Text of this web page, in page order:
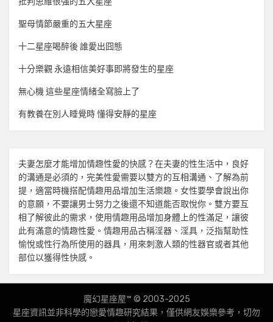
聖母情節嚴重的五大星座
十二星座喝醉後 誰愛出囧態
十分樂觀 永遠相信美好事即將發生的星座
無心機 這些星座情緒全寫臉上了
有教養在別人睡覺時 懂得安靜的星座
夫妻怎麼才能增加情趣性愛的快感？在夫妻的性生活中，良好
的溝通是必須的，完美性愛需要以雙方的互相溝通、了解為前
提，適當時機搭配情趣用品增加生活樂趣。女性要學會說出你
的意願，不要讓男士努力之後還不知道能否取悅你。雙方要互
相了解彼此的需求，使用情趣用品增加身體上的性滿足，讓彼
此有滿意的情趣性愛。 情趣用品古稱淫器、淫具，泛指幫助性
愉悅或性行為所使用的器具，用來刺激人類的性器官或者其他
部位以獲得性快感。
魔幻星座屋™ © 2003-2025
星座資訊並非科學的戀愛情趣研究結果，僅供網友娛樂參考，切勿